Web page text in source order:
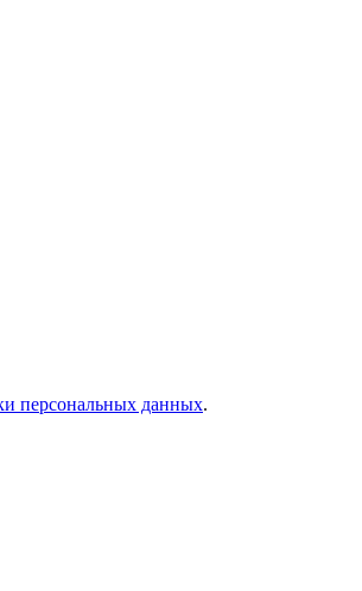
персональных данных.